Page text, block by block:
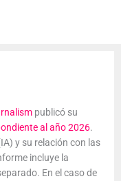
publicó su
al año 2026.
y su relación con las
incluye la
En el caso de